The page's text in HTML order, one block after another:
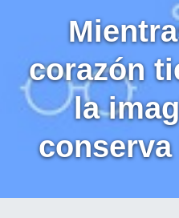
corazón
la